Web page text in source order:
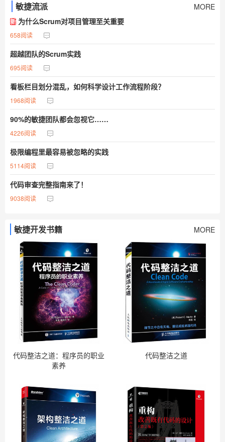
敏捷流派 MORE
新 为什么Scrum对项目管理至关重要
658阅读
超越团队的Scrum实践
695阅读
看板栏目划分混乱，如何科学设计工作流程阶段？
1968阅读
90%的敏捷团队都会忽视它……
4226阅读
极限编程里最容易被忽略的实践
5114阅读
代码审查完整指南来了！
9038阅读
敏捷开发书籍 MORE
代码整洁之道：程序员的职业
素养
代码整洁之道